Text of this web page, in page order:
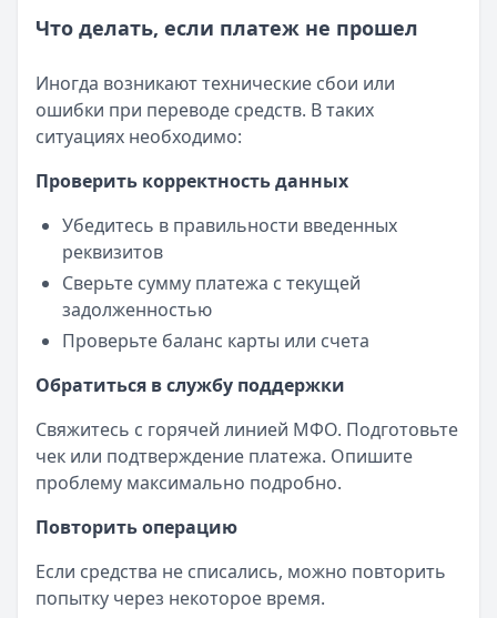
Что делать, если платеж не прошел
Иногда возникают технические сбои или
ошибки при переводе средств. В таких
ситуациях необходимо:
Проверить корректность данных
Убедитесь в правильности введенных
реквизитов
Сверьте сумму платежа с текущей
задолженностью
Проверьте баланс карты или счета
Обратиться в службу поддержки
Свяжитесь с горячей линией МФО. Подготовьте
чек или подтверждение платежа. Опишите
проблему максимально подробно.
Повторить операцию
Если средства не списались, можно повторить
попытку через некоторое время.